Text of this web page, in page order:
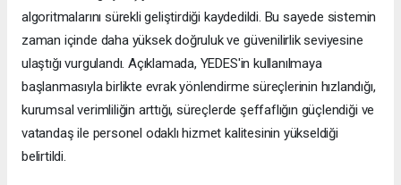
algoritmalarını sürekli geliştirdiği kaydedildi. Bu sayede sistemin
zaman içinde daha yüksek doğruluk ve güvenilirlik seviyesine
ulaştığı vurgulandı. Açıklamada, YEDES'in kullanılmaya
başlanmasıyla birlikte evrak yönlendirme süreçlerinin hızlandığı,
kurumsal verimliliğin arttığı, süreçlerde şeffaflığın güçlendiği ve
vatandaş ile personel odaklı hizmet kalitesinin yükseldiği
belirtildi.